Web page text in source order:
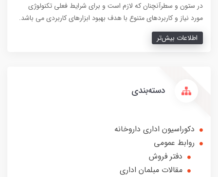
در ستون و سطرآنچنان که لازم است و برای شرایط فعلی تکنولوژی
مورد نیاز و کاربردهای متنوع با هدف بهبود ابزارهای کاربردی می باشد.
اطلاعات بیش‌تر
دسته‌بندی
دکوراسیون اداری داروخانه
روابط عمومی
دفتر فروش
مقالات مبلمان اداری